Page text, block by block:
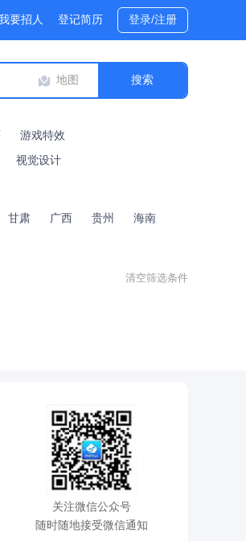
要招人 登记简历 登录/注册
地图
游戏特效
视觉设计
甘肃 广西 贵州
海南
清空筛选条件
关注微信公众号
随时随地接受微信通知